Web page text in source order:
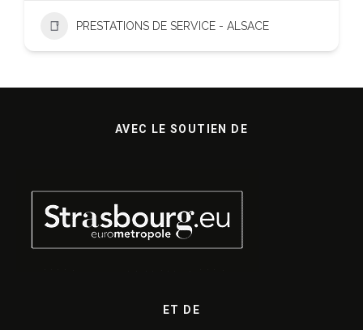
PRESTATIONS DE SERVICE - ALSACE
AVEC LE SOUTIEN DE
ET DE